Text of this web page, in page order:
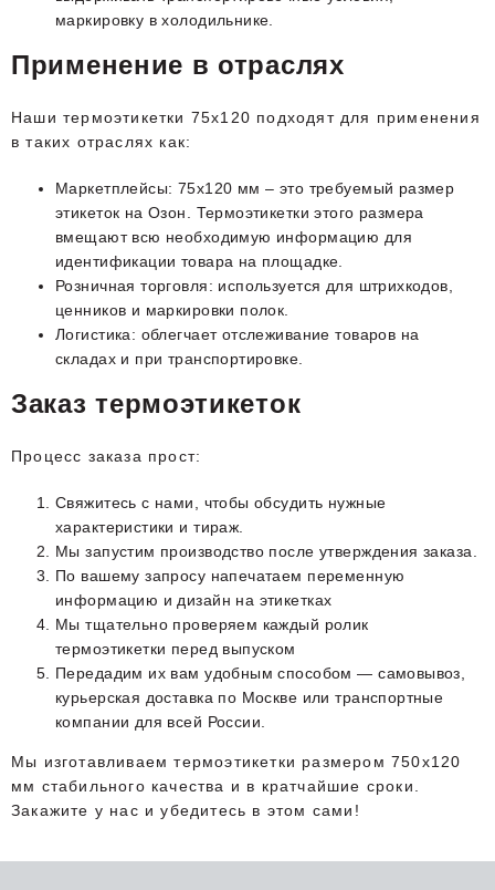
маркировку в холодильнике.
Применение в отраслях
Наши термоэтикетки 75х120 подходят для применения
в таких отраслях как:
Маркетплейсы: 75х120 мм – это требуемый размер
этикеток на Озон. Термоэтикетки этого размера
вмещают всю необходимую информацию для
идентификации товара на площадке.
Розничная торговля: используется для штрихкодов,
ценников и маркировки полок.
Логистика: облегчает отслеживание товаров на
складах и при транспортировке.
Заказ термоэтикеток
Процесс заказа прост:
Свяжитесь с нами, чтобы обсудить нужные
характеристики и тираж.
Мы запустим производство после утверждения заказа.
По вашему запросу напечатаем переменную
информацию и дизайн на этикетках
Мы тщательно проверяем каждый ролик
термоэтикетки перед выпуском
Передадим их вам удобным способом — самовывоз,
курьерская доставка по Москве или транспортные
компании для всей России.
Мы изготавливаем термоэтикетки размером 750х120
мм стабильного качества и в кратчайшие сроки.
Закажите у нас и убедитесь в этом сами!